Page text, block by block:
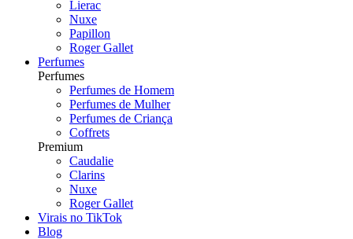
Lierac
Nuxe
Papillon
Roger Gallet
Perfumes
Perfumes
Perfumes de Homem
Perfumes de Mulher
Perfumes de Criança
Coffrets
Premium
Caudalie
Clarins
Nuxe
Roger Gallet
Virais no TikTok
Blog